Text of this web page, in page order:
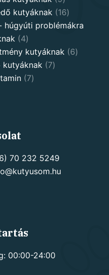
products
kutyáknak 1616
products
húgyúti problémákra
44
products
kutyáknak 66
kutyáknak 77
77
70 232 5249
00:00-24:00